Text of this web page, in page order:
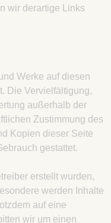
wir derartige Links
Werke auf diesen
Die Vervielfältigung,
außerhalb der
Zustimmung des
Kopien dieser Seite
gestattet.
erstellt wurden,
werden Inhalte
auf eine
wir um einen